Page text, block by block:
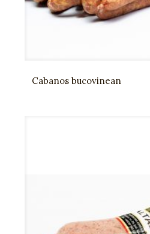
Cabanos bucovinean